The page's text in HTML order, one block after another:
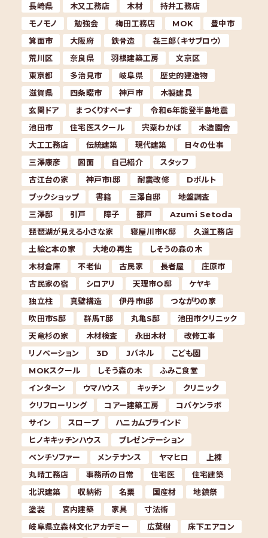
長崎県
木又工務店 木材
持井工務店
モノモノ
勉強会 梅田工務店 MOK
豊中市
箕面市
大阪府 鉄骨造
㐂三郎（キサブロウ）
荒川区
奈良県 羽根建築工房
文京区
東京都
多治見市 岐阜県
歴史的建造物
滋賀県
四条畷市 神戸市
木製建具
玄関ドア
まつくりすぺーす
令和6年能登半島地震
池田市
住宅医スクール 宍粟わかば
木造園舎
大工工務店
伝統建築 現代建築
日々の仕事
三澤康彦
図面 自己紹介
スタッフ
古江台の家
神戸市I邸 耐震改修
Dボルト
ブックショップ
書籍 三澤自邸
地盤調査
三澤邸
引戸 障子 蔀戸
Azumi Setoda
琵琶湖が見える小さな家
寝屋川市K邸
久道工務店
土絵と本の家
大地の再生
しそうの森の木
木材倉庫
不老仙 古民家 長者屋
庄原市
古民家の宿
シロアリ 天理市O邸
ケヤキ
独立柱
真壁構造 伊丹市I邸
つながりの家
吹田市S邸
群馬T邸 丸亀S邸
池田市クリニック
天竜杉の家
木材検査 永田木材
改修工事
リノベーション
3D Jパネル
こども園
MOKスクール
しそう森の木
ふみこ食堂
インターン
ウマハウス キッチン
クリニック
クリフローリング
コアー建築工房
コバケンラボ
サイン
スロープ
ハニカムブラインド
ヒノキキッチンハウス
プレゼンテーション
ベンチソファー
メンテナンス ヤマヒロ
上棟
丸晴工務店
事務所の日常 住宅医
住宅建築
北沢建築
収納術 名栗 国産材
地鎮祭
塗装
宮内建築 家具
寸法術
岐阜県立森林文化アカデミー
広葉樹
床下エアコン